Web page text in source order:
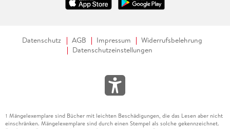
Datenschutz AGB Impressum
Widerrufsbelehrung
Datenschutzeinstellungen
1 Mängelexemplare sind Bücher mit leichten Beschädigungen, die das Lesen aber nicht
einschränken. Mängelexemplare sind durch einen Stempel als solche gekennzeichnet.